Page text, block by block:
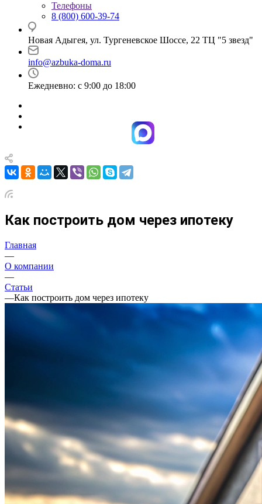
Телефоны
8 (800) 600-39-74
Новая Адыгея, ул. Тургеневское Шоссе, 22 ТЦ "5 звезд"
info@azbuka-doma.ru
Ежедневно: с 9:00 до 18:00
Как построить дом через ипотеку
Главная
—
О компании
—
Статьи
—Как построить дом через ипотеку